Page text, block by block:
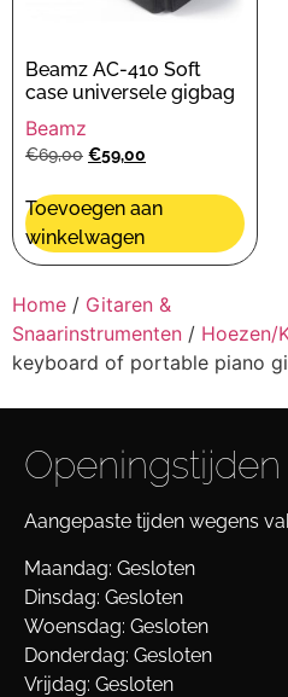
Beamz AC-410 Soft
case universele gigbag
Beamz
€69,00 €59,00
Toevoegen aan
winkelwagen
Home / Gitaren &
Snaarinstrumenten / Hoezen/
keyboard of portable piano
Openingstijden
Aangepaste tijden wegens
Maandag: Gesloten
Dinsdag: Gesloten
Woensdag: Gesloten
Donderdag: Gesloten
Vrijdag: Gesloten